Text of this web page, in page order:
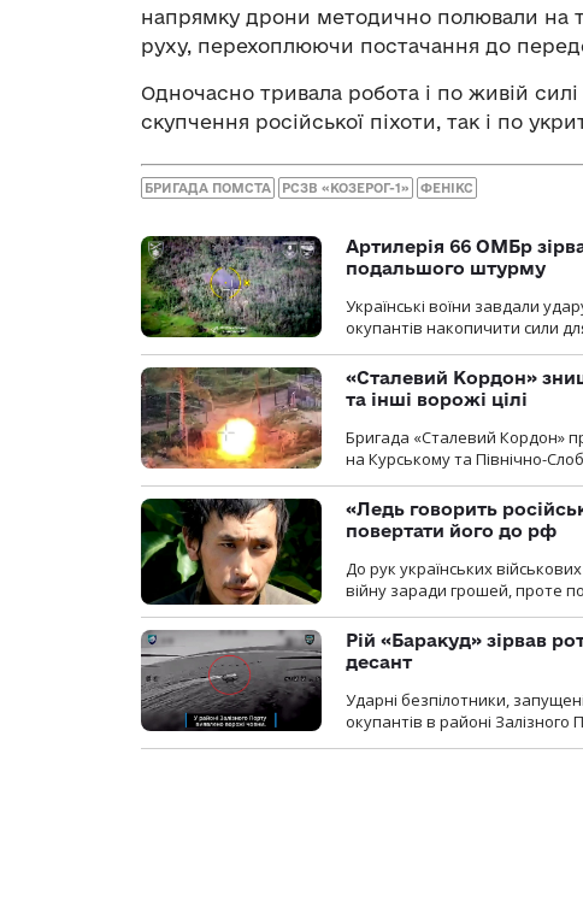
напрямку дрони методично полювали на
руху, перехоплюючи постачання до
Одночасно тривала робота і по живій
скупчення російської піхоти, так і по
БРИГАДА ПОМСТА РСЗВ «КОЗЕРОГ-1» ФЕНІКС
Артилерія 66 ОМБр
подальшого штурму
Українські воїни завдали
окупантів накопичити сили
«Сталевий Кордон»
та інші ворожі цілі
Бригада «Сталевий Кордон»
на Курському та Північно-
«Ледь говорить
повертати його до рф
До рук українських
війну заради грошей, проте
Рій «Баракуд» зірвав
десант
Ударні безпілотники,
окупантів в районі